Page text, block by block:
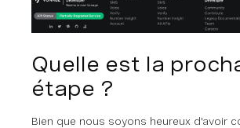
Quelle est la
étape ?
Bien que nous soyons heureux d'avoir